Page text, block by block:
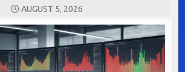
AUGUST 5, 2026